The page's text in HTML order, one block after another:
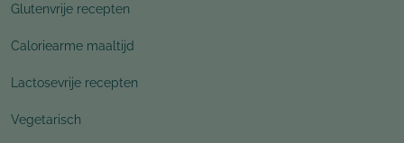
Glutenvrije recepten
Caloriearme maaltijd
Lactosevrije recepten
Vegetarisch